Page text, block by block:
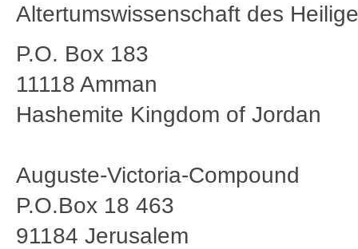
Altertumswissenschaft des
P.O. Box 183
11118 Amman
Hashemite Kingdom of Jordan
Auguste-Victoria-Compound
P.O.Box 18 463
91184 Jerusalem